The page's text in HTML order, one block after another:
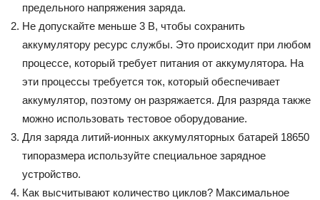
предельного напряжения заряда.
Не допускайте меньше 3 В, чтобы сохранить
аккумулятору ресурс службы. Это происходит при любом
процессе, который требует питания от аккумулятора. На
эти процессы требуется ток, который обеспечивает
аккумулятор, поэтому он разряжается. Для разряда также
можно использовать тестовое оборудование.
Для заряда литий-ионных аккумуляторных батарей 18650
типоразмера используйте специальное зарядное
устройство.
Как высчитывают количество циклов? Максимальное